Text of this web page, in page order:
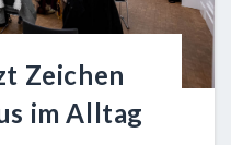
Zeichen
im Alltag